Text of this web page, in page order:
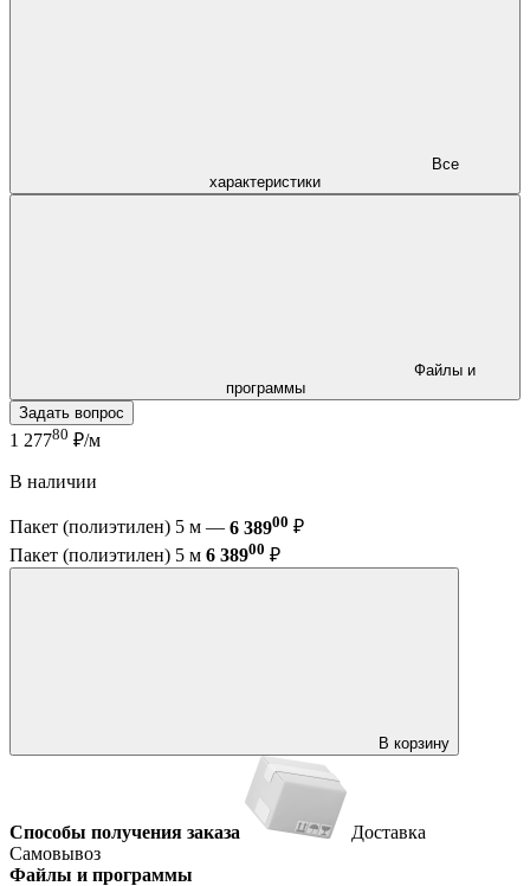
характеристики
программы
Задать вопрос
1 27780 ₽/м
В наличии
Пакет (полиэтилен) 5 м — 6 38900 ₽
Пакет (полиэтилен) 5 м 6 38900 ₽
В корзину
Способы получения заказа
Доставка
Самовывоз
Файлы и программы